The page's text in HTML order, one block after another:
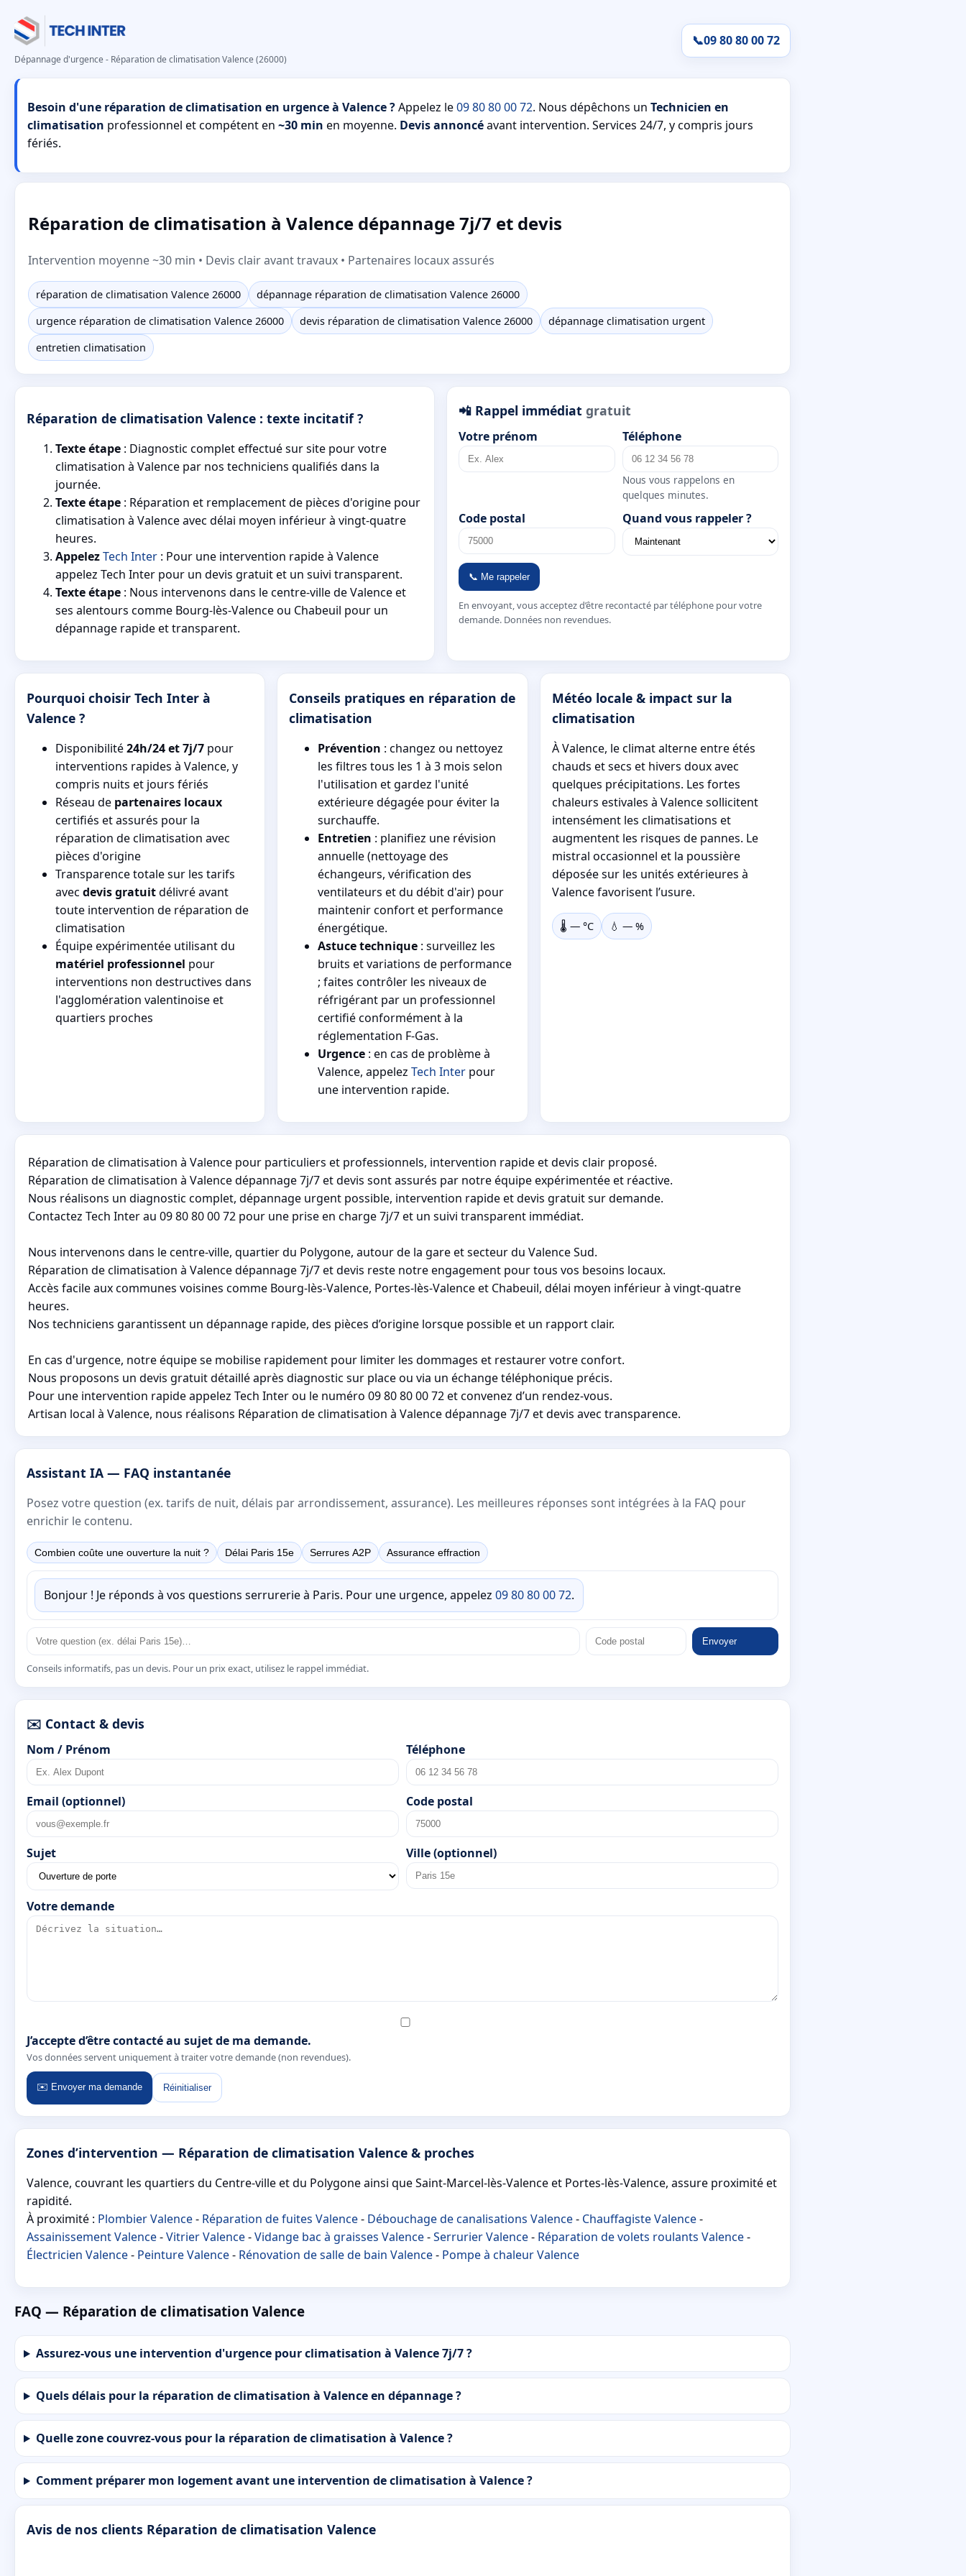
Dépannage d'urgence - Réparation de climatisation Valence (26000)
📞09 80 80 00 72
Besoin d'une réparation de climatisation en urgence à Valence ?Appelez le09 80 80 00 72. Nous dépêchons un Technicien en
climatisation professionnel et compétent en ~30 min en moyenne. Devis annoncéavant intervention. Services 24/7, y compris jours
fériés.
Réparation de climatisation à Valence dépannage 7j/7 et devis
Intervention moyenne ~30 min • Devis clair avant travaux • Partenaires locaux assurés
réparation de climatisation Valence 26000
dépannage réparation de climatisation Valence 26000
urgence réparation de climatisation Valence 26000
devis réparation de climatisation Valence 26000
dépannage climatisation urgent
entretien climatisation
Réparation de climatisation Valence : texte incitatif ?
Texte étape : Diagnostic complet effectué sur site pour votre
climatisation à Valence par nos techniciens qualifiés dans la
journée.
Texte étape : Réparation et remplacement de pièces d'origine pour
climatisation à Valence avec délai moyen inférieur à vingt-quatre
heures.
AppelezTech Inter : Pour une intervention rapide à Valence
appelez Tech Inter pour un devis gratuit et un suivi transparent.
Texte étape : Nous intervenons dans le centre-ville de Valence et
ses alentours comme Bourg-lès-Valence ou Chabeuil pour un
dépannage rapide et transparent.
📲 Rappel immédiatgratuit
Votre prénom Téléphone
Nous vous rappelons en
quelques minutes.
Code postal Quand vous rappeler ?
📞 Me rappeler
En envoyant, vous acceptez d’être recontacté par téléphone pour votre
demande. Données non revendues.
Pourquoi choisir Tech Inter à
Valence ?
Disponibilité24h/24 et 7j/7 pour
interventions rapides à Valence, y
compris nuits et jours fériés
Réseau de partenaires locaux
certifiés et assurés pour la
réparation de climatisation avec
pièces d'origine
Transparence totale sur les tarifs
avec devis gratuitdélivré avant
toute intervention de réparation de
climatisation
Équipe expérimentée utilisant du
matériel professionnel pour
interventions non destructives dans
l'agglomération valentinoise et
quartiers proches
Conseils pratiques en réparation de
climatisation
Prévention : changez ou nettoyez
les filtres tous les 1 à 3 mois selon
l'utilisation et gardez l'unité
extérieure dégagée pour éviter la
surchauffe.
Entretien : planifiez une révision
annuelle (nettoyage des
échangeurs, vérification des
ventilateurs et du débit d'air) pour
maintenir confort et performance
énergétique.
Astuce technique : surveillez les
bruits et variations de performance
; faites contrôler les niveaux de
réfrigérant par un professionnel
certifié conformément à la
réglementation F-Gas.
Urgence : en cas de problème à
Valence, appelezTech Inter pour
une intervention rapide.
Météo locale & impact sur la
climatisation
À Valence, le climat alterne entre étés
chauds et secs et hivers doux avec
quelques précipitations. Les fortes
chaleurs estivales à Valence sollicitent
intensément les climatisations et
augmentent les risques de pannes. Le
mistral occasionnel et la poussière
déposée sur les unités extérieures à
Valence favorisent l’usure.
🌡️ —°C 💧 —%
Réparation de climatisation à Valence pour particuliers et professionnels, intervention rapide et devis clair proposé.
Réparation de climatisation à Valence dépannage 7j/7 et devis sont assurés par notre équipe expérimentée et réactive.
Nous réalisons un diagnostic complet, dépannage urgent possible, intervention rapide et devis gratuit sur demande.
Contactez Tech Inter au 09 80 80 00 72 pour une prise en charge 7j/7 et un suivi transparent immédiat.
Nous intervenons dans le centre-ville, quartier du Polygone, autour de la gare et secteur du Valence Sud.
Réparation de climatisation à Valence dépannage 7j/7 et devis reste notre engagement pour tous vos besoins locaux.
Accès facile aux communes voisines comme Bourg-lès-Valence, Portes-lès-Valence et Chabeuil, délai moyen inférieur à vingt-quatre
heures.
Nos techniciens garantissent un dépannage rapide, des pièces d’origine lorsque possible et un rapport clair.
En cas d'urgence, notre équipe se mobilise rapidement pour limiter les dommages et restaurer votre confort.
Nous proposons un devis gratuit détaillé après diagnostic sur place ou via un échange téléphonique précis.
Pour une intervention rapide appelez Tech Inter ou le numéro 09 80 80 00 72 et convenez d’un rendez-vous.
Artisan local à Valence, nous réalisons Réparation de climatisation à Valence dépannage 7j/7 et devis avec transparence.
Assistant IA — FAQ instantanée
Posez votre question (ex. tarifs de nuit, délais par arrondissement, assurance). Les meilleures réponses sont intégrées à la FAQ pour
enrichir le contenu.
Combien coûte une ouverture la nuit ? Délai Paris 15e Serrures A2P Assurance effraction
Bonjour ! Je réponds à vos questions serrurerie à Paris. Pour une urgence, appelez 09 80 80 00 72.
Envoyer
Conseils informatifs, pas un devis. Pour un prix exact, utilisez le rappel immédiat.
✉️ Contact & devis
Nom / Prénom Téléphone
Email (optionnel) Code postal
Sujet Ville (optionnel)
Votre demande
J’accepte d’être contacté au sujet de ma demande.
Vos données servent uniquement à traiter votre demande (non revendues).
✉️ Envoyer ma demande Réinitialiser
Zones d’intervention — Réparation de climatisation Valence & proches
Valence, couvrant les quartiers du Centre-ville et du Polygone ainsi que Saint-Marcel-lès-Valence et Portes-lès-Valence, assure proximité et
rapidité.
À proximité : Plombier Valence- Réparation de fuites Valence- Débouchage de canalisations Valence- Chauffagiste Valence-
Assainissement Valence-Vitrier Valence-Vidange bac à graisses Valence-Serrurier Valence- Réparation de volets roulants Valence-
Électricien Valence- Peinture Valence- Rénovation de salle de bain Valence- Pompe à chaleur Valence
FAQ — Réparation de climatisation Valence
Assurez-vous une intervention d'urgence pour climatisation à Valence 7j/7 ?
Quels délais pour la réparation de climatisation à Valence en dépannage ?
Quelle zone couvrez-vous pour la réparation de climatisation à Valence ?
Comment préparer mon logement avant une intervention de climatisation à Valence ?
Avis de nos clients Réparation de climatisation Valence